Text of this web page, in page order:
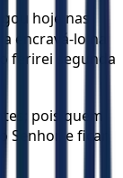
hoje nas
encravá-lo na
ferirei segunda
pois quem
e ficar